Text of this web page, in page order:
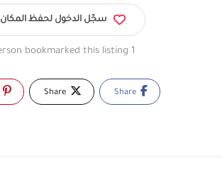
سجّل الدخول لحفظ المكان
1 person bookmarked this listing